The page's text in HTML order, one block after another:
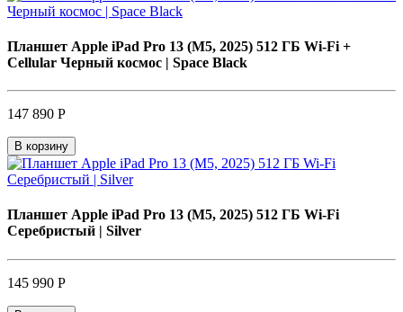
Планшет Apple iPad Pro 13 (M5, 2025) 512 ГБ Wi-Fi +
Cellular Черный космос | Space Black
147 890 Р
В корзину
Планшет Apple iPad Pro 13 (M5, 2025) 512 ГБ Wi-Fi
Серебристый | Silver
145 990 Р